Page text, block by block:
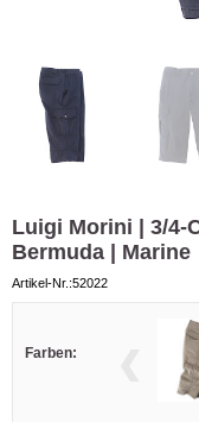
Luigi Morini | 3/4-
Bermuda | Marine
Artikel-Nr.:52022
Farben: